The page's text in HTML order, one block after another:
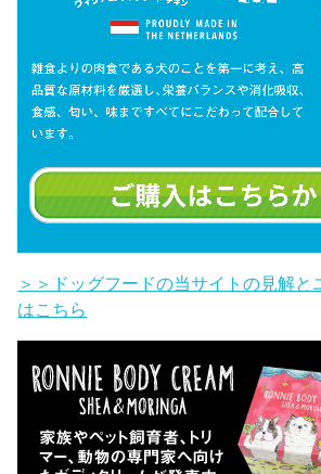
＞＞ドッグフードの当サイトの見解と
はこちら